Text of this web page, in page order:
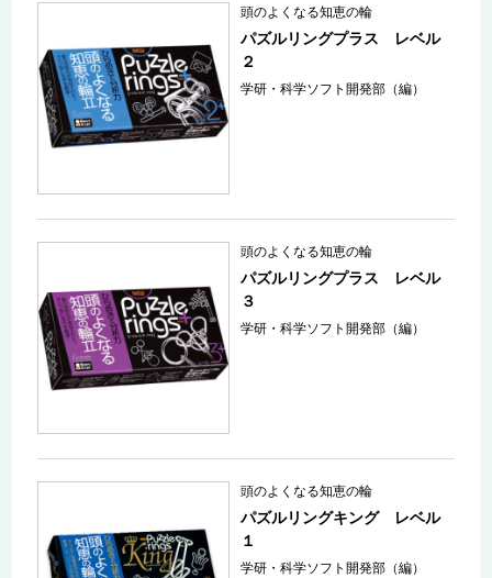
頭のよくなる知恵の輪
パズルリングプラス レベル
２
学研・科学ソフト開発部（編）
頭のよくなる知恵の輪
パズルリングプラス レベル
３
学研・科学ソフト開発部（編）
頭のよくなる知恵の輪
パズルリングキング レベル
１
学研・科学ソフト開発部（編）